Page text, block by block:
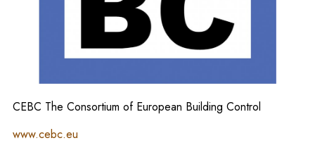
CEBC The Consortium of European Building Control
www.cebc.eu